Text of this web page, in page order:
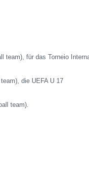
team), für das Torneio
die UEFA U 17
team).